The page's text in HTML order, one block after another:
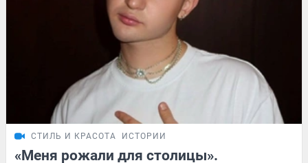
СТИЛЬ И КРАСОТА ИСТОРИИ
«Меня рожали для столицы».